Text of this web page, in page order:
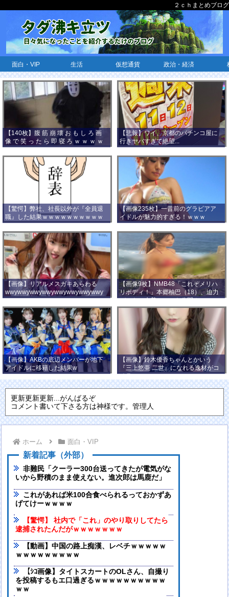
２ｃｈまとめブログ
面白・VIP 生活 仮想通貨 政治・経済
【140枚】腹 筋 崩 壊 お も し ろ 画
像 で 笑 っ た ら 即 寝 ろ ｗ ｗ ｗ ｗ
ｗ ｗ ｗ ｗ ｗ ｗ ｗ ｗ
【悲報】ワイ、京都のパチンコ屋に
行きヤバすぎて絶望...
【驚愕】弊社、社長以外が『全員退
職』した結果ｗｗｗｗｗｗｗｗｗｗ
ｗｗｗ
【画像235枚】一昔前のグラビアア
イドルが魅力的すぎる！ｗｗｗ
【画像】リアルメスガキあらわる
wwywwywwywwywwywwywwywwy
wwy
【画像9枚】NMB48「これぞメリハ
リボディ！」本郷柚巴（18）、迫力
バストの水着ショット公開！
【画像】AKBの底辺メンバーが地下
アイドルに移籍した結果w
【画像】鈴木優香ちゃんとかいう
『三上悠亜 二世』になれる逸材がコ
チラ
更新更新更新...がんばるぞ
コメント書いて下さる方は神様です。管理人
ホーム 面白・VIP
新着記事（外部）
非難民「クーラー300台送ってきたが電気がな
いから野積のまま使えない。進次郎は馬鹿だ」
これがあれば米100合食べられるっておかずあ
げてけーｗｗｗｗ
【驚愕】 社内で「これ」のやり取りしてたら
逮捕されたんだがｗｗｗｗｗｗｗ
【動画】中国の路上痴漢、レベチｗｗｗｗｗ
ｗｗｗｗｗｗｗｗｗ
【ｼｺ画像】タイトスカートのOLさん、自撮り
を投稿するもエ口過ぎるｗｗｗｗｗｗｗｗｗｗ
ｗｗ